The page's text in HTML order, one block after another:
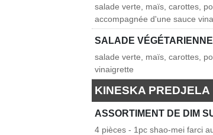
salade verte, maïs, carottes,
accompagnée d'une sauce
SALADE VÉGÉTARIENNE
salade verte, maïs, carottes,
vinaigrette
KINESKA PREDJELA
ASSORTIMENT DE DIM
4 pièces - 1pc shao-mei farci